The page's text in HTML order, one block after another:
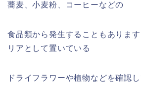
蕎麦、小麦粉、コーヒーなどの
食品類から発生することもありま
リアとして置いている
ドライフラワーや植物などを確認し